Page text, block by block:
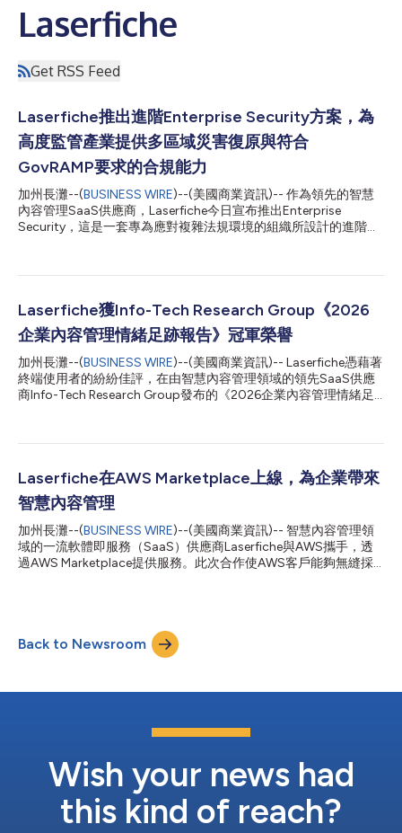
Laserfiche
Get RSS Feed
Laserfiche推出進階Enterprise Security方案，為
高度監管產業提供多區域災害復原與符合
GovRAMP要求的合規能力
加州長灘--(BUSINESS WIRE)--(美國商業資訊)-- 作為領先的智慧
內容管理SaaS供應商，Laserfiche今日宣布推出Enterprise
Security，這是一套專為應對複雜法規環境的組織所設計的進階安
事司法資訊服務）安全性要求。對於處理受保護的公民、法律或企
化防禦能力。 隨著組織日益重視資料管理責任與企業治理，企業
IT 領導者需要一套能夠保護資料且不降低營運效率的安全架構。
Laserfiche Enterprise Security透過多區域資料複製、針對特權帳
戶的提升式安全控制措施，以及內建治理防護機制，擴展
Laserfiche Cloud高度韌性的基礎架構。 Laserfiche技術長Michael
Allen表示：「維護資料完整性與合規性一直是Laserfiche營運的核
心重點。透過Enterpris...
Laserfiche獲Info-Tech Research Group《2026
企業內容管理情緒足跡報告》冠軍榮譽
加州長灘--(BUSINESS WIRE)--(美國商業資訊)-- Laserfiche憑藉著
終端使用者的紛紛佳評，在由智慧內容管理領域的領先SaaS供應
商Info-Tech Research Group發布的《2026企業內容管理情緒足
提供的卓越客戶體驗。 「我們很榮幸獲Info-Tech Research Group
我們對客戶長期成功的承諾。」 Laserfiche資訊長暨企業策略資深
副總裁Thomas Phelps表示，「我們衷心感謝客戶與我們攜手合
作，讓我們得以滿足他們對AI驅動資訊管理解決方案的需求。在今
年接受Info-Tech調查的285名客戶中，有99%表示打算續約。」
Info-Tech Research Group的《情緒足跡》報告量化終端使用者的
體驗、特定產品的價值、以及終端使用者與供應商的合作關係。
Laserfiche在「淨情緒足跡」方面得到94分、「CX分數」為9.2
Laserfiche在AWS Marketplace上線，為企業帶來
智慧內容管理
加州長灘--(BUSINESS WIRE)--(美國商業資訊)-- 智慧內容管理領
域的一流軟體即服務（SaaS）供應商Laserfiche與AWS攜手，透
過AWS Marketplace提供服務。此次合作使AWS客戶能夠無縫採
進一步發展。AWS Marketplace為Laserfiche的直接客戶提供了近
乎無障礙的體驗，他們可以透過集中式AWS帳戶接受協商後的專
屬優惠、管理帳單和付款紀錄，並將符合資格的採購計入其AWS
期管理、資訊治理和工作流程自動化工具，其平台曾多次榮獲
AI功能包括自動後設資料擷取、文件摘要、聊天和代理功能。 史考
茲谷市資訊長Bianca Lochner博士表示：「在透過AWS
Back to Newsroom
Wish your news had
this kind of reach?